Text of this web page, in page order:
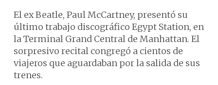
El ex Beatle, Paul McCartney, presentó su
último trabajo discográfico Egypt Station, en
la Terminal Grand Central de Manhattan. El
sorpresivo recital congregó a cientos de
viajeros que aguardaban por la salida de sus
trenes.